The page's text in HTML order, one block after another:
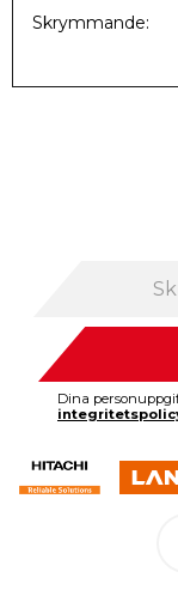
Skrymmande
Dina